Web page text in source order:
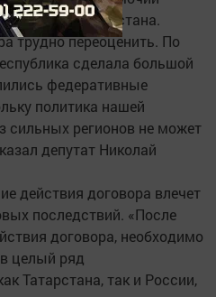
России и Татарстана.
трудно переоценить. По
сделала большой
федеративные
политика нашей
сильных регионов не может
депутат Николай
действия договора влечет
последствий. «После
договора, необходимо
целый ряд
Татарстана, так и России,